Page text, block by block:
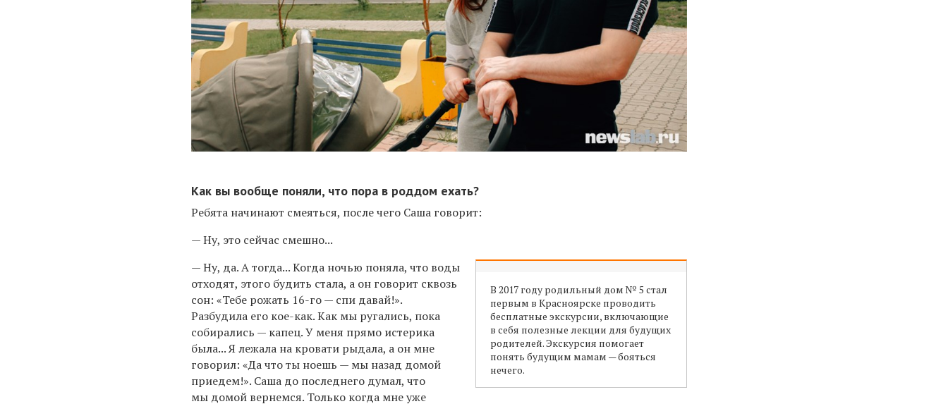
Как вы вообще поняли, что пора в роддом ехать?
Ребята начинают смеяться, после чего Саша говорит:
— Ну, это сейчас смешно...
В 2017 году родильный дом № 5 стал
первым в Красноярске проводить
бесплатные экскурсии, включающие
в себя полезные лекции для будущих
родителей. Экскурсия помогает
понять будущим мамам — бояться
нечего.
— Ну, да. А тогда... Когда ночью поняла, что воды
отходят, этого будить стала, а он говорит сквозь
сон: «Тебе рожать 16-го — спи давай!».
Разбудила его кое-как. Как мы ругались, пока
собирались — капец. У меня прямо истерика
была... Я лежала на кровати рыдала, а он мне
говорил: «Да что ты ноешь — мы назад домой
приедем!». Саша до последнего думал, что
мы домой вернемся. Только когда мне уже